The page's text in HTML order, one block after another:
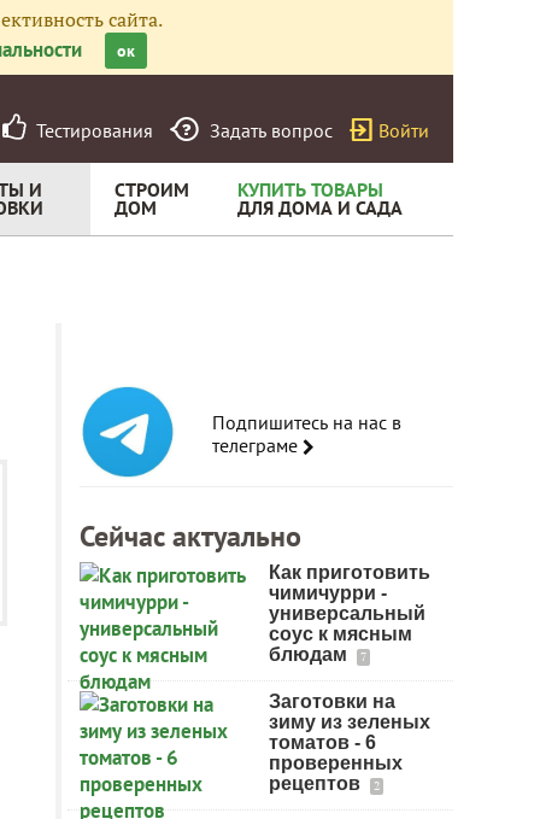
сайта.
ок
Тестирования Задать вопрос Войти
И СТРОИМ
ДОМ
КУПИТЬ ТОВАРЫ
ДЛЯ ДОМА И САДА
Подпишитесь на нас в
телеграме
Сейчас актуально
Как приготовить
чимичурри -
универсальный
соус к мясным
блюдам
7
Заготовки на
зиму из зеленых
томатов - 6
проверенных
рецептов
2